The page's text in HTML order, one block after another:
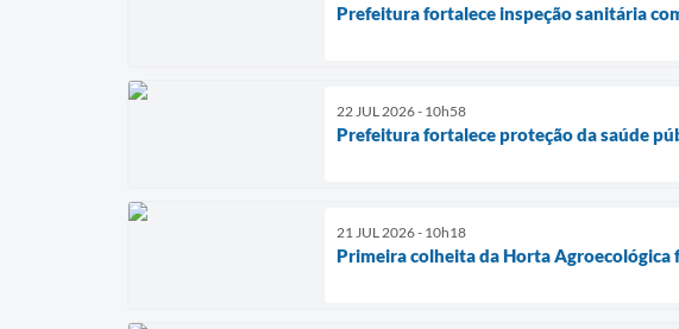
Prefeitura fortalece inspeção sanitária
22 JUL 2026 - 10h58
Prefeitura fortalece proteção da saúde
21 JUL 2026 - 10h18
Primeira colheita da Horta